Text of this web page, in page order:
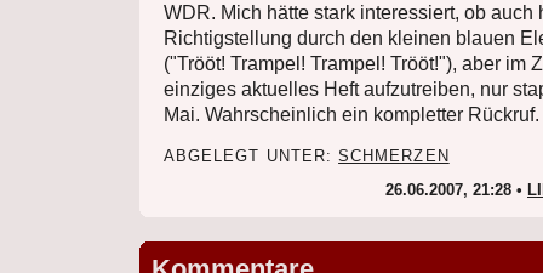
WDR. Mich hätte stark interessiert, ob auch
Richtigstellung durch den kleinen blauen
("Trööt! Trampel! Trampel! Trööt!"), aber im
einziges aktuelles Heft aufzutreiben, nur
Mai. Wahrscheinlich ein kompletter Rückruf.
ABGELEGT UNTER:SCHMERZEN
26.06.2007, 21:28 •